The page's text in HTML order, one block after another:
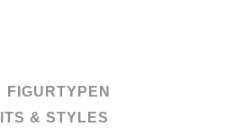
FIGURTYPEN
& STYLES